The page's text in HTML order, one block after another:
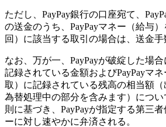
ただし、PayPay銀行の口座宛て、
の送金のうち、PayPayマネー（給与
回）に該当する取引の場合は、送金手
なお、万が一、PayPayが破綻した場
記録されている金額およびPayPayマ
取）に記録されている残高の相当額
為替処理中の部分を含みます）につ
則に基づき、PayPayが指定する第三
ーに対し速やかに弁済される。